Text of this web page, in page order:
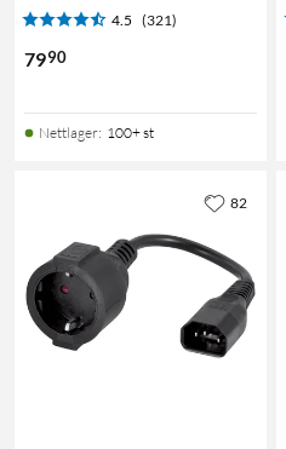
4.5 (321)
7990
Nettlager: 100+ st
82